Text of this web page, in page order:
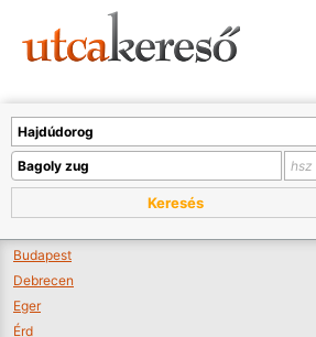
Keresés
Budapest
Debrecen
Eger
Érd
A térképet kicsinyíteni kell, hogy
Boltok látszódjanak >>